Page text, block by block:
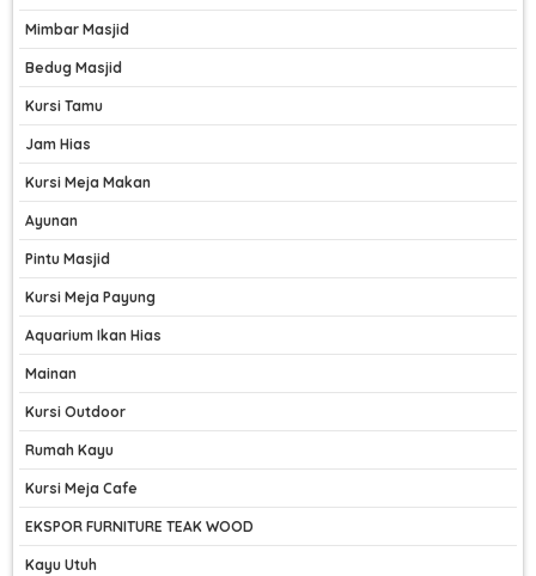
Mimbar Masjid
Bedug Masjid
Kursi Tamu
Jam Hias
Kursi Meja Makan
Ayunan
Pintu Masjid
Kursi Meja Payung
Aquarium Ikan Hias
Mainan
Kursi Outdoor
Rumah Kayu
Kursi Meja Cafe
EKSPOR FURNITURE TEAK WOOD
Kayu Utuh